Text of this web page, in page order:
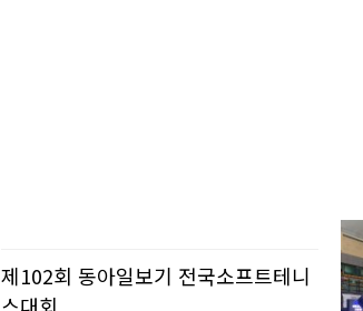
제102회 동아일보기 전국소프트테니